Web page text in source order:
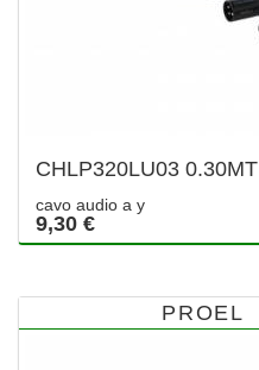
CHLP320LU03 0.30MT
cavo audio a y
9,30 €
PROEL